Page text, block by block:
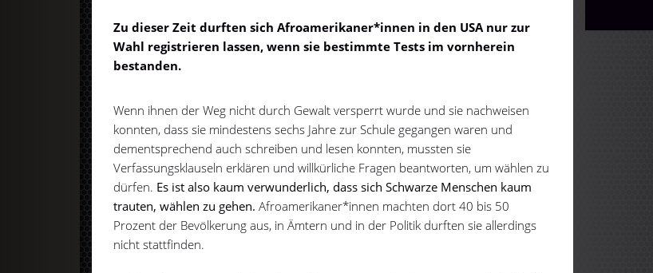
Zu dieser Zeit durften sich Afroamerikaner*innen in den USA nur zur
Wahl registrieren lassen, wenn sie bestimmte Tests im vornherein
bestanden.
Wenn ihnen der Weg nicht durch Gewalt versperrt wurde und sie nachweisen
konnten, dass sie mindestens sechs Jahre zur Schule gegangen waren und
dementsprechend auch schreiben und lesen konnten, mussten sie
Verfassungsklauseln erklären und willkürliche Fragen beantworten, um wählen zu
dürfen. Es ist also kaum verwunderlich, dass sich Schwarze Menschen kaum
trauten, wählen zu gehen.Afroamerikaner*innen machten dort 40 bis 50
Prozent der Bevölkerung aus, in Ämtern und in der Politik durften sie allerdings
nicht stattfinden.